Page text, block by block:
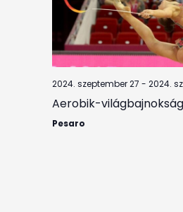
2024. szeptember 27 - 2024.
Aerobik-világbajnokság
Pesaro